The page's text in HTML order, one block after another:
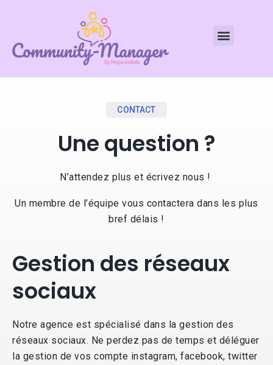
CONTACT
Une question ?
N’attendez plus et écrivez nous !
Un membre de l’équipe vous contactera dans les plus
bref délais !
Gestion des réseaux
sociaux
Notre agence est spécialisé dans la gestion des
réseaux sociaux. Ne perdez pas de temps et déléguer
la gestion de vos compte instagram, facebook, twitter